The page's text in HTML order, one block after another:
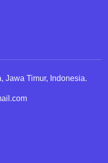
Jawa Timur, Indonesia.